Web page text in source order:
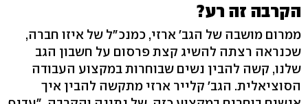
הקרבה זה רע?
ממרום מושבה של הגב' ארזי, כמנכ"ל של איזו חברה,
שכנראה רצתה להשיג קצת פרסום על חשבון הגב
שלנו, קשה להבין נשים שבוחרות במקצוע העבודה
הסוציאלית. הגב' קלייר ארזי מתקשה להבין איך